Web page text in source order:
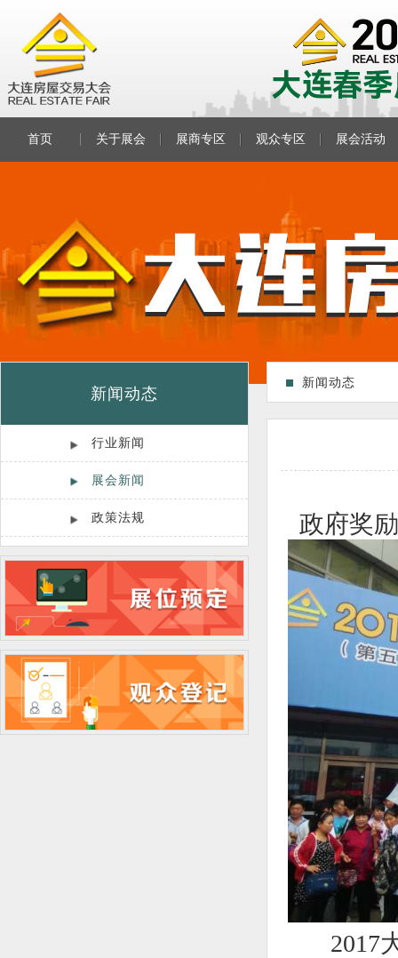
首页 关于展会 展商专区 观众专区 展会活动
新闻动态
行业新闻
展会新闻
政策法规
新闻动态
政府奖
2017大